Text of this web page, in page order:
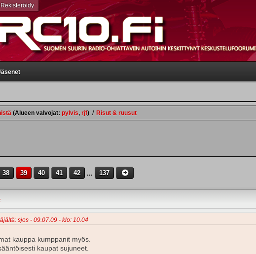
Rekisteröidy
(Alueen valvojat: pylvis, rjf) / Risut & ruusut
38 39 40 41 42 ... 137
sjos - 09.07.09 - klo: 10.04
kauppa kumppanit myös.
kaupat sujuneet.